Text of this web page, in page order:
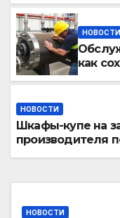
НОВОСТИ
как
НОВОСТИ
Шкафы-купе на
производителя
НОВОСТИ